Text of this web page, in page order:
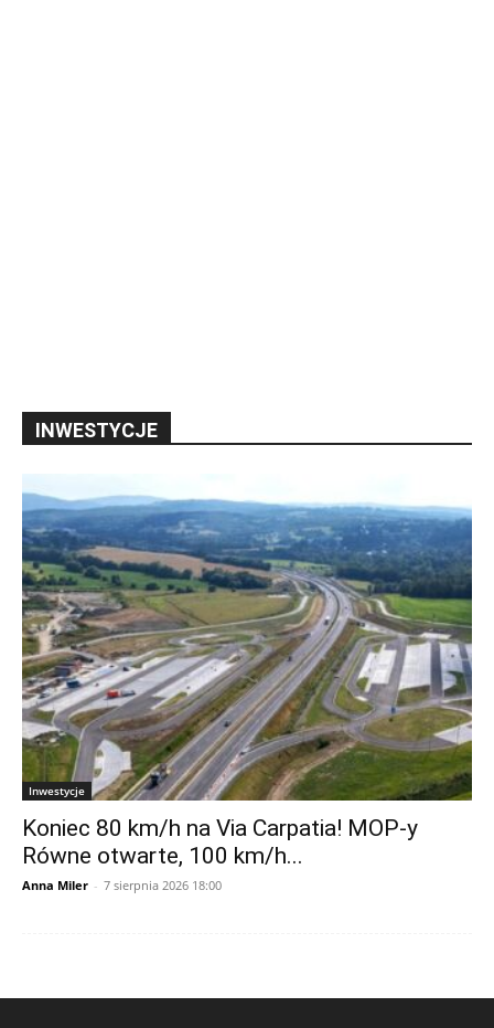
INWESTYCJE
Inwestycje
Koniec 80 km/h na Via Carpatia! MOP-y
Równe otwarte, 100 km/h...
Anna Miler - 7 sierpnia 2026 18:00